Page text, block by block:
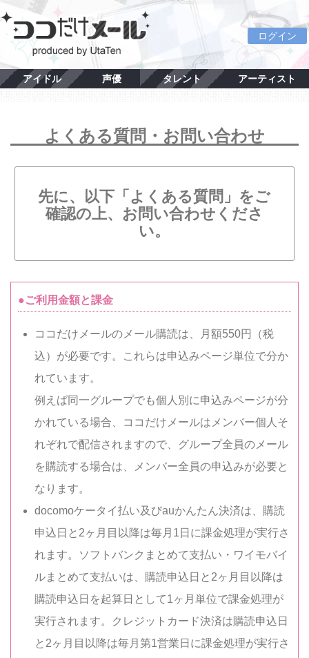
ログイン
アイドル 声優 タレント アーティスト
よくある質問・お問い合わせ
先に、以下「よくある質問」をご
確認の上、お問い合わせくださ
い。
●ご利用金額と課金
ココだけメールのメール購読は、月額550円（税
込）が必要です。これらは申込みページ単位で分か
れています。
例えば同一グループでも個人別に申込みページが分
かれている場合、ココだけメールはメンバー個人そ
れぞれで配信されますので、グループ全員のメール
を購読する場合は、メンバー全員の申込みが必要と
なります。
docomoケータイ払い及びauかんたん決済は、購読
申込日と2ヶ月目以降は毎月1日に課金処理が実行さ
れます。ソフトバンクまとめて支払い・ワイモバイ
ルまとめて支払いは、購読申込日と2ヶ月目以降は
購読申込日を起算日として1ヶ月単位で課金処理が
実行されます。クレジットカード決済は購読申込日
と2ヶ月目以降は毎月第1営業日に課金処理が実行さ